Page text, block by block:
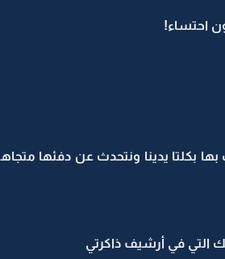
احتساء!
بها بكلتا يدينا ونتحدث عن دفئها
التي في أرشيف ذاكرتي